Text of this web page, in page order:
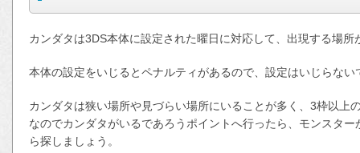
カンダタは3DS本体に設定された曜日に対応して、出現する場所
本体の設定をいじるとペナルティがあるので、設定はいじらな
カンダタは狭い場所や見づらい場所にいることが多く、3枠以上
なのでカンダタがいるであろうポイントへ行ったら、モンスタ
ら探しましょう。